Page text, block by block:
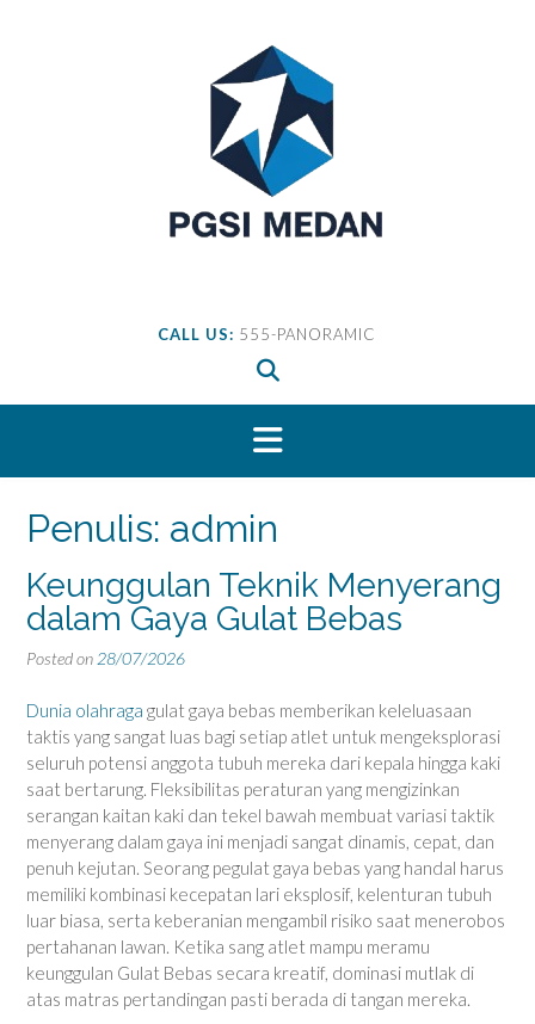
CALL US: 555-PANORAMIC
Penulis: admin
Keunggulan Teknik Menyerang
dalam Gaya Gulat Bebas
Posted on 28/07/2026
Dunia olahraga gulat gaya bebas memberikan keleluasaan
taktis yang sangat luas bagi setiap atlet untuk mengeksplorasi
seluruh potensi anggota tubuh mereka dari kepala hingga kaki
saat bertarung. Fleksibilitas peraturan yang mengizinkan
serangan kaitan kaki dan tekel bawah membuat variasi taktik
menyerang dalam gaya ini menjadi sangat dinamis, cepat, dan
penuh kejutan. Seorang pegulat gaya bebas yang handal harus
memiliki kombinasi kecepatan lari eksplosif, kelenturan tubuh
luar biasa, serta keberanian mengambil risiko saat menerobos
pertahanan lawan. Ketika sang atlet mampu meramu
keunggulan Gulat Bebas secara kreatif, dominasi mutlak di
atas matras pertandingan pasti berada di tangan mereka.